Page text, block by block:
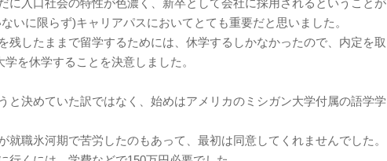
に入口社会の特性が色濃く、新卒として会社に採用されるということが
いに限らず)キャリアパスにおいてとても重要だと思いました。
残したままで留学するためには、休学するしかなかったので、内定を取
学を休学することを決意しました。
と決めていた訳ではなく、始めはアメリカのミシガン大学付属の語学学
就職氷河期で苦労したのもあって、最初は同意してくれませんでした。